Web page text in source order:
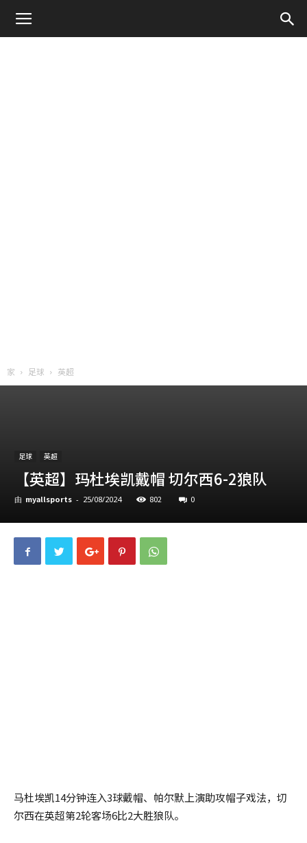
家 足球 英超
足球 英超
【英超】玛杜埃凯戴帽 切尔西6-2狼队
由 myallsports - 25/08/2024 802 0
马杜埃凯14分钟连入3球戴帽、帕尔默上演助攻帽子戏法，切
尔西在英超第2轮客场6比2大胜狼队。